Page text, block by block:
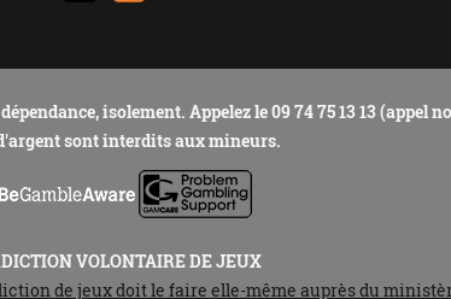
isolement. Appelez le 09 74 75 13 13 (appel
sont interdits aux mineurs.
VOLONTAIRE DE JEUX
de jeux doit le faire elle-même auprès du